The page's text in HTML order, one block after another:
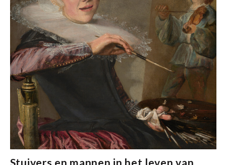
Stuivers en mannen in het leven van